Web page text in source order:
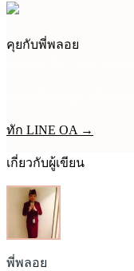
คุยกับพี่พลอย
ทัก LINE OA →
เกี่ยวกับผู้เขียน
พี่พลอย